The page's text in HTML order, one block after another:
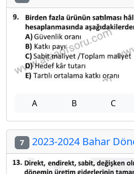
A B C
7 2023-2024 Bahar